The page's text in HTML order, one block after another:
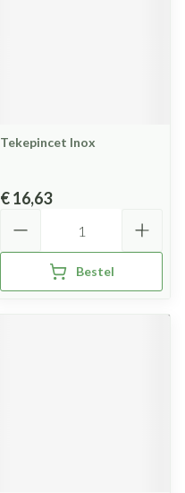
Tekepincet Inox
€ 16,63
Bestel